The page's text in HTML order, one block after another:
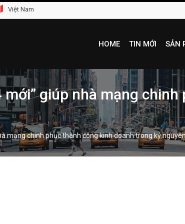
Việt Nam
HOME TIN MỚI SẢN
giúp nhà mạng
mạng chinh phục thành công kinh doanh trong kỷ